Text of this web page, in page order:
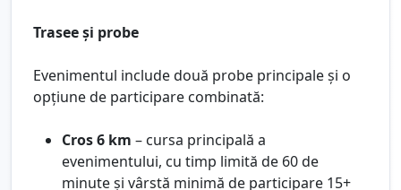
Trasee și probe
Evenimentul include două probe principale și o
opțiune de participare combinată:
Cros 6 km – cursa principală a
evenimentului, cu timp limită de 60 de
minute și vârstă minimă de participare 15+